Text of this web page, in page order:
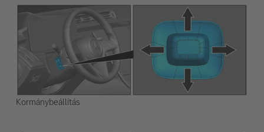
Kormánybeállítás